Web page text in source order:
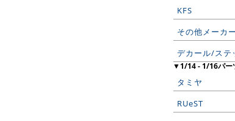
KFS
その他メーカー
デカール/ステ
▼1/14 - 1/16パー
タミヤ
RUeST